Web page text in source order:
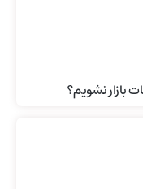
بازار نشویم؟